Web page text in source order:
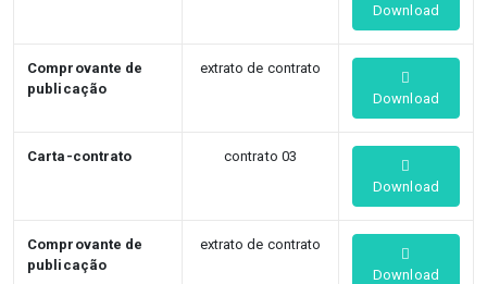
Download
Comprovante de
publicação
extrato de contrato
Download
Carta-contrato
contrato 03
Download
Comprovante de
publicação
extrato de contrato
Download